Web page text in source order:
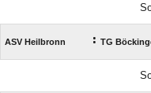
ASV Heilbronn : TG